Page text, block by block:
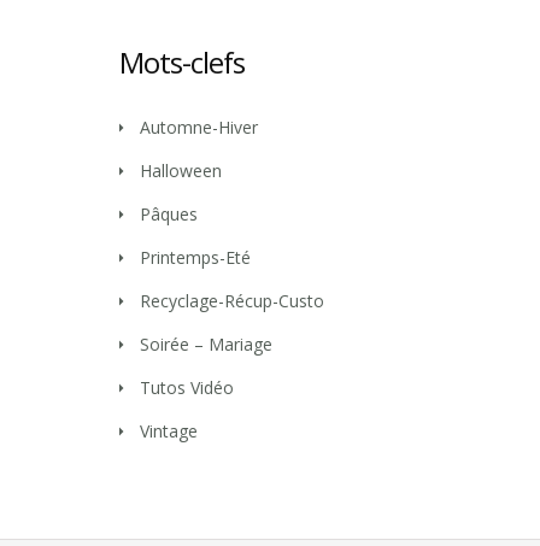
Mots-clefs
Automne-Hiver
Halloween
Pâques
Printemps-Eté
Recyclage-Récup-Custo
Soirée – Mariage
Tutos Vidéo
Vintage